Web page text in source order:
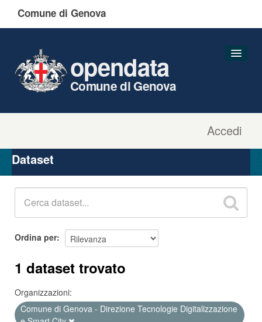
Comune di Genova
Accedi
opendata
Comune di Genova
Organizzazioni
Gruppi
Dataset
Ordina per
1 dataset trovato
Organizzazioni:
Comune di Genova - Direzione Tecnologie Digitalizzazione